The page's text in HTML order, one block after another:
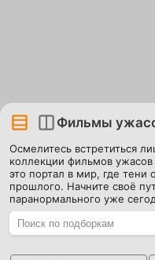
Фильмы
Осмелитесь встретиться
коллекции фильмов
это портал в мир, где тени
прошлого. Начните своё
паранормального уже